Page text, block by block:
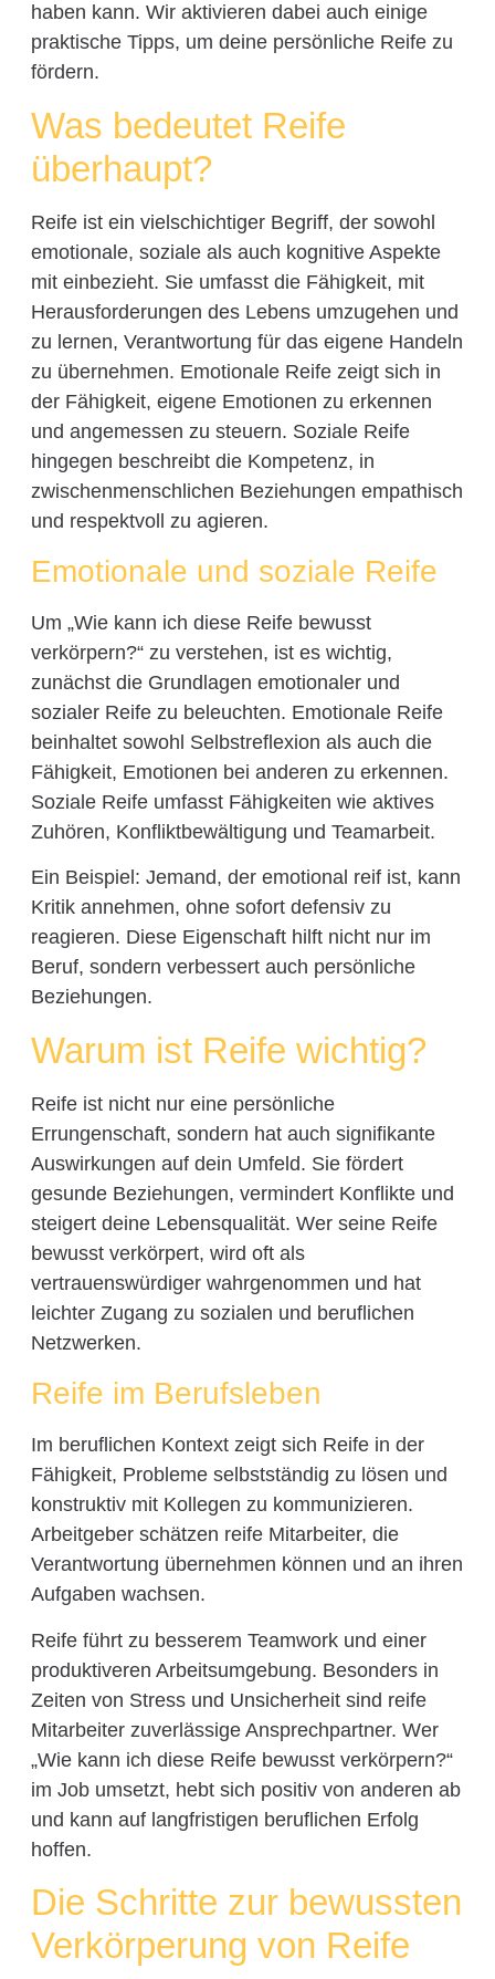
haben kann. Wir aktivieren dabei auch einige
praktische Tipps, um deine persönliche Reife zu
fördern.
Was bedeutet Reife
überhaupt?
Reife ist ein vielschichtiger Begriff, der sowohl
emotionale, soziale als auch kognitive Aspekte
mit einbezieht. Sie umfasst die Fähigkeit, mit
Herausforderungen des Lebens umzugehen und
zu lernen, Verantwortung für das eigene Handeln
zu übernehmen. Emotionale Reife zeigt sich in
der Fähigkeit, eigene Emotionen zu erkennen
und angemessen zu steuern. Soziale Reife
hingegen beschreibt die Kompetenz, in
zwischenmenschlichen Beziehungen empathisch
und respektvoll zu agieren.
Emotionale und soziale Reife
Um „Wie kann ich diese Reife bewusst
verkörpern?“ zu verstehen, ist es wichtig,
zunächst die Grundlagen emotionaler und
sozialer Reife zu beleuchten. Emotionale Reife
beinhaltet sowohl Selbstreflexion als auch die
Fähigkeit, Emotionen bei anderen zu erkennen.
Soziale Reife umfasst Fähigkeiten wie aktives
Zuhören, Konfliktbewältigung und Teamarbeit.
Ein Beispiel: Jemand, der emotional reif ist, kann
Kritik annehmen, ohne sofort defensiv zu
reagieren. Diese Eigenschaft hilft nicht nur im
Beruf, sondern verbessert auch persönliche
Beziehungen.
Warum ist Reife wichtig?
Reife ist nicht nur eine persönliche
Errungenschaft, sondern hat auch signifikante
Auswirkungen auf dein Umfeld. Sie fördert
gesunde Beziehungen, vermindert Konflikte und
steigert deine Lebensqualität. Wer seine Reife
bewusst verkörpert, wird oft als
vertrauenswürdiger wahrgenommen und hat
leichter Zugang zu sozialen und beruflichen
Netzwerken.
Reife im Berufsleben
Im beruflichen Kontext zeigt sich Reife in der
Fähigkeit, Probleme selbstständig zu lösen und
konstruktiv mit Kollegen zu kommunizieren.
Arbeitgeber schätzen reife Mitarbeiter, die
Verantwortung übernehmen können und an ihren
Aufgaben wachsen.
Reife führt zu besserem Teamwork und einer
produktiveren Arbeitsumgebung. Besonders in
Zeiten von Stress und Unsicherheit sind reife
Mitarbeiter zuverlässige Ansprechpartner. Wer
„Wie kann ich diese Reife bewusst verkörpern?“
im Job umsetzt, hebt sich positiv von anderen ab
und kann auf langfristigen beruflichen Erfolg
hoffen.
Die Schritte zur bewussten
Verkörperung von Reife